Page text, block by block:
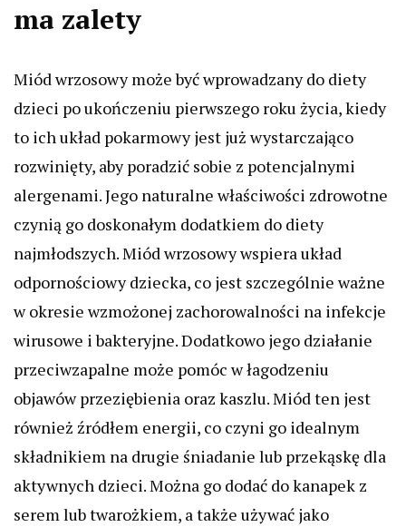
ma zalety
Miód wrzosowy może być wprowadzany do diety
dzieci po ukończeniu pierwszego roku życia, kiedy
to ich układ pokarmowy jest już wystarczająco
rozwinięty, aby poradzić sobie z potencjalnymi
alergenami. Jego naturalne właściwości zdrowotne
czynią go doskonałym dodatkiem do diety
najmłodszych. Miód wrzosowy wspiera układ
odpornościowy dziecka, co jest szczególnie ważne
w okresie wzmożonej zachorowalności na infekcje
wirusowe i bakteryjne. Dodatkowo jego działanie
przeciwzapalne może pomóc w łagodzeniu
objawów przeziębienia oraz kaszlu. Miód ten jest
również źródłem energii, co czyni go idealnym
składnikiem na drugie śniadanie lub przekąskę dla
aktywnych dzieci. Można go dodać do kanapek z
serem lub twarożkiem, a także używać jako